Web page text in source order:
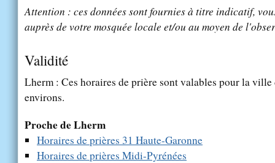
Attention : ces données sont fournies à titre indicatif,
auprès de votre mosquée locale et/ou au moyen de
Validité
Lherm : Ces horaires de prière sont valables pour la
environs.
Proche de Lherm
Horaires de prières 31 Haute-Garonne
Horaires de prières Midi-Pyrénées